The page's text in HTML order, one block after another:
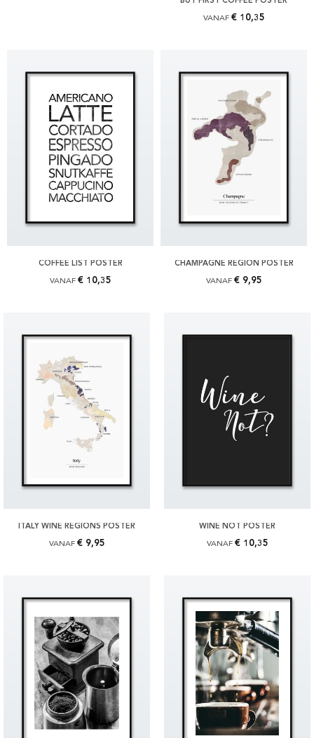
VANAF € 10,35
COFFEE LIST POSTER
VANAF € 10,35
CHAMPAGNE REGION POSTER
VANAF € 9,95
ITALY WINE REGIONS POSTER
VANAF € 9,95
WINE NOT POSTER
VANAF € 10,35